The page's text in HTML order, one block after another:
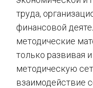
труда,
финансовой
методические
только развивая
методическую
взаимодействие